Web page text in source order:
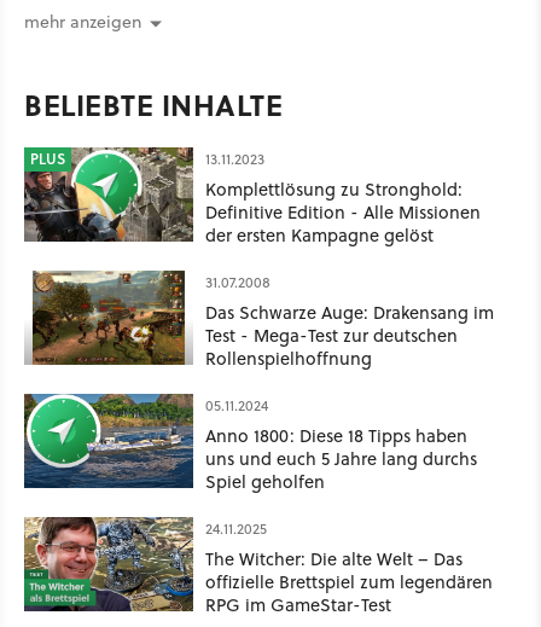
mehr anzeigen
BELIEBTE INHALTE
PLUS 13.11.2023
Komplettlösung zu Stronghold:
Definitive Edition - Alle Missionen
der ersten Kampagne gelöst
31.07.2008
Das Schwarze Auge: Drakensang im
Test - Mega-Test zur deutschen
Rollenspielhoffnung
05.11.2024
Anno 1800: Diese 18 Tipps haben
uns und euch 5 Jahre lang durchs
Spiel geholfen
24.11.2025
The Witcher: Die alte Welt – Das
offizielle Brettspiel zum legendären
RPG im GameStar-Test